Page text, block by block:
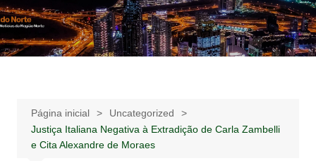
Ir
para
o
Notícias –
Publicidades –
Notícias – Publicidades – Anúncios
Página inicial
Uncategorized
Justiça Italiana Negativa à Extradição de Carla Zambelli
e Cita Alexandre de Moraes